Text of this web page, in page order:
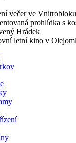
večer ve
prohlídka s
Hrádek
letní kino v